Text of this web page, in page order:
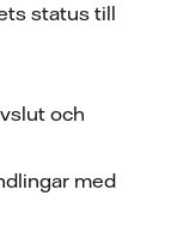
status till
och
med